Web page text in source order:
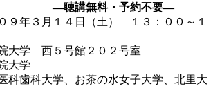
無料・予約不要―
年３月１４日（土） １３：００～１
大学 西５号館２０２号室
大学
歯科大学、お茶の水女子大学、北里大